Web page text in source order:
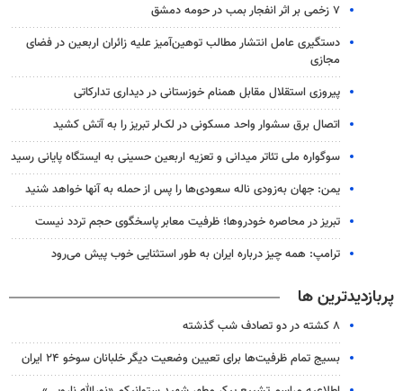
۷ زخمی بر اثر انفجار بمب در حومه دمشق
دستگیری عامل انتشار مطالب توهین‌آمیز علیه زائران اربعین در فضای
مجازی
پیروزی استقلال مقابل همنام خوزستانی در دیداری تدارکاتی
اتصال برق سشوار واحد مسکونی در لک‌لر تبریز را به آتش کشید
سوگواره ملی تئاتر میدانی و تعزیه اربعین حسینی به ایستگاه پایانی رسید
یمن: جهان به‌زودی ناله سعودی‌ها را پس از حمله به آنها خواهد شنید
تبریز در محاصره خودروها؛ ظرفیت معابر پاسخگوی حجم تردد نیست
ترامپ: همه چیز درباره ایران به طور استثنایی خوب پیش می‌رود
پربازدیدترین ها
۸ کشته در دو تصادف شب گذشته
بسیج تمام ظرفیت‌ها برای تعیین وضعیت دیگر خلبانان سوخو ۲۴ ایران